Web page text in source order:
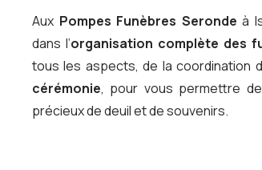
Aux Pompes Funèbres Seronde à
dans l’organisation complète des
tous les aspects, de la coordination
cérémonie, pour vous permettre
précieux de deuil et de souvenirs.